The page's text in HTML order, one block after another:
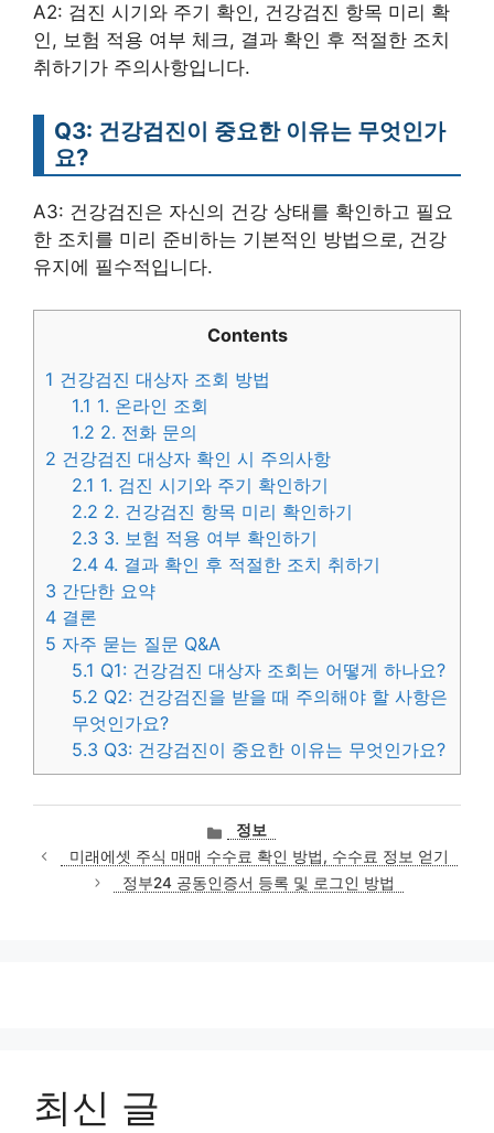
A2: 검진 시기와 주기 확인, 건강검진 항목 미리 확
인, 보험 적용 여부 체크, 결과 확인 후 적절한 조치
취하기가 주의사항입니다.
Q3: 건강검진이 중요한 이유는 무엇인가
요?
A3: 건강검진은 자신의 건강 상태를 확인하고 필요
한 조치를 미리 준비하는 기본적인 방법으로, 건강
유지에 필수적입니다.
Contents
1 건강검진 대상자 조회 방법
1.1 1. 온라인 조회
1.2 2. 전화 문의
2 건강검진 대상자 확인 시 주의사항
2.1 1. 검진 시기와 주기 확인하기
2.2 2. 건강검진 항목 미리 확인하기
2.3 3. 보험 적용 여부 확인하기
2.4 4. 결과 확인 후 적절한 조치 취하기
3 간단한 요약
4 결론
5 자주 묻는 질문 Q&A
5.1 Q1: 건강검진 대상자 조회는 어떻게 하나요?
5.2 Q2: 건강검진을 받을 때 주의해야 할 사항은
무엇인가요?
5.3 Q3: 건강검진이 중요한 이유는 무엇인가요?
카
테
고
리
정보
미래에셋 주식 매매 수수료 확인 방법, 수수료 정보 얻기
정부24 공동인증서 등록 및 로그인 방법
최신 글